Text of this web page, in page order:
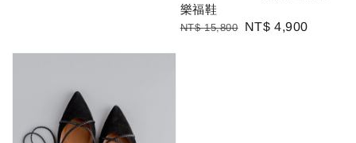
樂福鞋
Regular
NT$ 15,800
Sale
NT$ 4,900